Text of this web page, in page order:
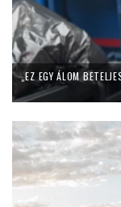
„EZ EGY ÁLOM